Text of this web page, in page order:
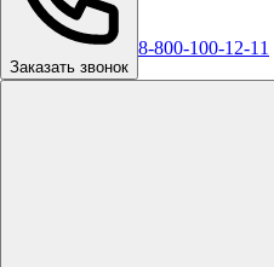
Заказать звонок
8-800-100-12-11